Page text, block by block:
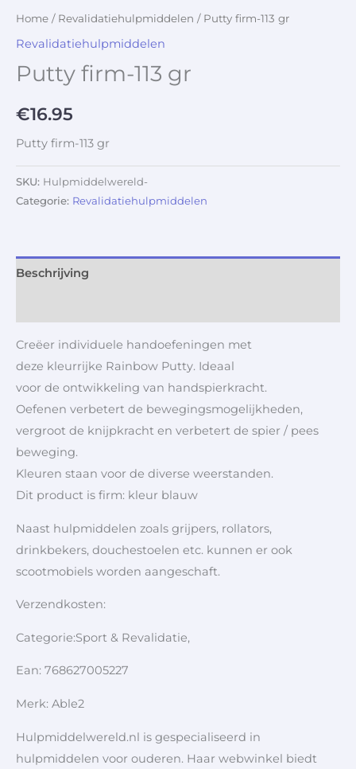
Home / Revalidatiehulpmiddelen / Putty firm-113 gr
Revalidatiehulpmiddelen
Putty firm-113 gr
€16.95
Putty firm-113 gr
SKU: Hulpmiddelwereld-
Categorie: Revalidatiehulpmiddelen
Beschrijving
Creëer individuele handoefeningen met
deze kleurrijke Rainbow Putty. Ideaal
voor de ontwikkeling van handspierkracht.
Oefenen verbetert de bewegingsmogelijkheden,
vergroot de knijpkracht en verbetert de spier / pees
beweging.
Kleuren staan voor de diverse weerstanden.
Dit product is firm: kleur blauw
Naast hulpmiddelen zoals grijpers, rollators,
drinkbekers, douchestoelen etc. kunnen er ook
scootmobiels worden aangeschaft.
Verzendkosten:
Categorie:Sport & Revalidatie,
Ean: 768627005227
Merk: Able2
Hulpmiddelwereld.nl is gespecialiseerd in
hulpmiddelen voor ouderen. Haar webwinkel biedt